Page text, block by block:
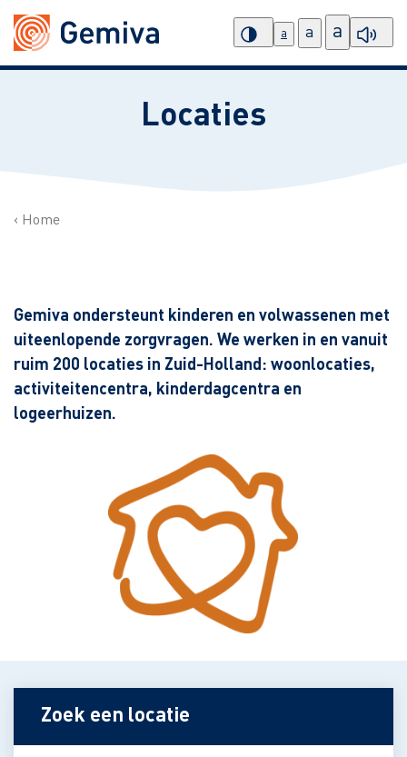
a a a
Locaties
Home
Gemiva ondersteunt kinderen en volwassenen met
uiteenlopende zorgvragen. We werken in en vanuit
ruim 200 locaties in Zuid-Holland: woonlocaties,
activiteitencentra, kinderdagcentra en
logeerhuizen.
Zoek een locatie